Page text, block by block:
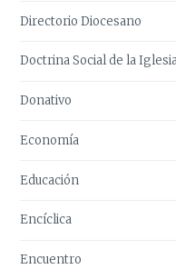
Directorio Diocesano
Doctrina Social de la
Donativo
Economía
Educación
Encíclica
Encuentro